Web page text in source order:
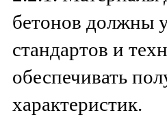
бетонов должны
стандартов и
обеспечивать
характеристик.